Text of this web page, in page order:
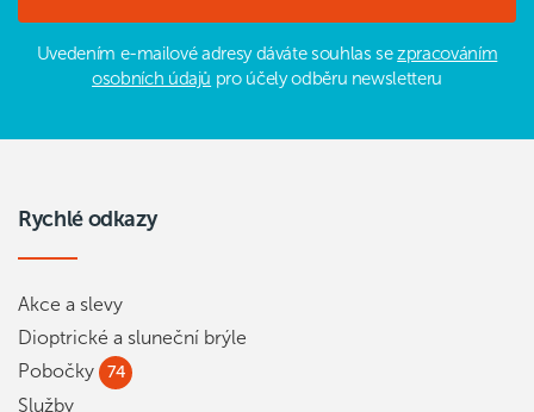
Uvedením e-mailové adresy dáváte souhlas sezpracováním
osobních údajů pro účely odběru newsletteru
Rychlé odkazy
Akce a slevy
Dioptrické a sluneční brýle
Pobočky
74
Služby